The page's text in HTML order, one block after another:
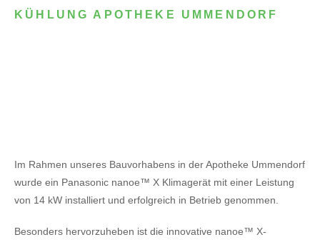
KÜHLUNG APOTHEKE UMMENDORF
Im Rahmen unseres Bauvorhabens in der Apotheke Ummendorf
wurde ein Panasonic nanoe™ X Klimagerät mit einer Leistung
von 14 kW installiert und erfolgreich in Betrieb genommen.
Besonders hervorzuheben ist die innovative nanoe™ X-